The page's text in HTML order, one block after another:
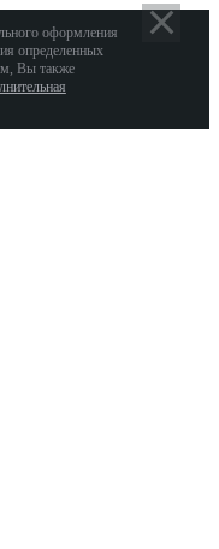
оформления
определенных
Вы также